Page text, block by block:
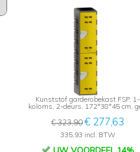
Kunststof garderobekast FSP, 1-
koloms, 2-deurs, 172*38*45 cm,
€ 323,90€ 277,63
335,93 incl. BTW